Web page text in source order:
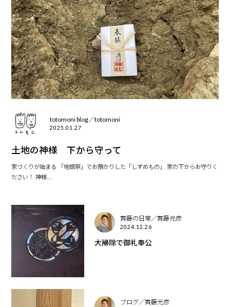
totomoni blog／totomoni
2025.01.27
土地の神様 下から守って
家づくりが始まる 「地鎮祭」でお預かりした「しずめもの」 家の下からお守りく
ださい！ 神様...
齊藤の日常／齊藤元彦
2024.12.26
大掃除で御礼奉公
ブログ／齊藤元彦